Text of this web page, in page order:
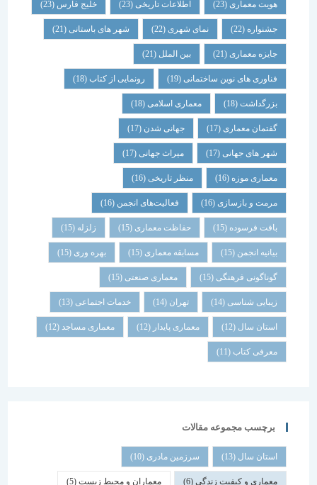
هویت معماری (23) اطلاعات تاریخی(23) خلیج فارس(23)
جشنواره(22) نمای شهری(22) شهر های باستانی (21)
جایزه معماری (21) بین الملل(21)
فناوری های نوین ساختمانی(19) رونمایی از کتاب (18)
بزرگداشت (18) معماری اسلامی(18)
گفتمان معماری (17) جهانی شدن(17)
شهر های جهانی(17) میراث جهانی(17)
معماری موزه(16) منظر تاریخی (16)
مرمت و بازسازی(16) فعالیت‌های انجمن(16)
بافت فرسوده (15) حفاظت معماری (15) زلزله
بیانیه انجمن(15) مسابقه معماری (15) بهره وری(15)
گوناگونی فرهنگی (15) معماری صنعتی(15)
زیبایی شناسی (14) تهران خدمات اجتماعی (13)
استان سال(12) معماری پایدار (12) معماری مساجد(12)
معرفی کتاب(11)
برچسب مجموعه مقالات
استان سال(13) سرزمین مادری(10)
معماری و کیفیت زندگی(6) معماران و محیط زیست(5)